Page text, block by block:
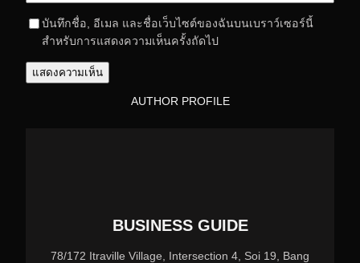
บันทึกชื่อ, อีเมล และชื่อเว็บไซต์ของฉันบนเบราว์เซอร์นี้
สำหรับการแสดงความเห็นครั้งถัดไป
AUTHOR PROFILE
BUSINESS GUIDE
78/172 Itraville Village, Intersection 4, Soi 19, Bang